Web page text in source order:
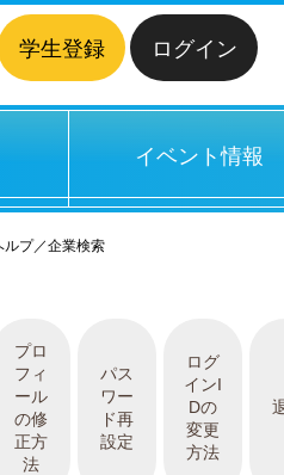
学生登録 ログイン
イベント情報
ルプ／企業検索
プロ
フィ
ール
の修
正方
法
パス
ワー
ド再
設定
ログ
インI
Dの
変更
方法